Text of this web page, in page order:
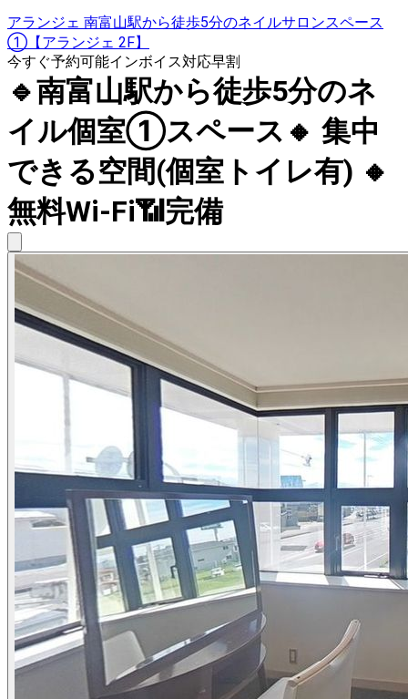
アランジェ 南富山駅から徒歩5分のネイルサロンスペース
①【アランジェ 2F】
今すぐ予約可能インボイス対応早割
🔹南富山駅から徒歩5分のネ
イル個室①スペース🔸 集中
できる空間(個室トイレ有) 🔸
無料Wi-Fi📶完備